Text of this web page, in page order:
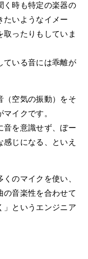
く時も特定の楽器の
たいようなイメー
ったりもしていま
ている音には乖離が
（空気の振動）をそ
イクです。
音を意識せず、ぼー
じになる、といえ
のマイクを使い、
の音楽性を合わせて
」というエンジニア